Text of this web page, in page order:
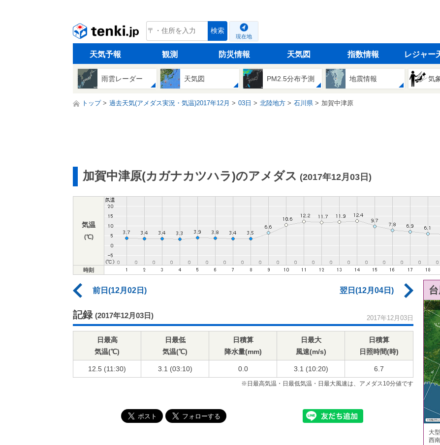
tenki.jp 検索
現在地
天気予報 観測 防災情報 天気図 指数情報 レジャー
雨雲レーダー 天気図 PM2.5分布予測 地震情報 気
トップ 過去天気(アメダス実況・気温)2017年12月 03日 北陸地方 石川県 加賀中津原
加賀中津原(カガナカツハラ)のアメダス (2017年12月03日)
気温
(℃)
時刻
前日(12月02日) 翌日(12月04日)
記録 (2017年12月03日) 2017年12月03日
日最高
気温(℃)
日最低
気温(℃)
日積算
降水量(mm)
日最大
風速(m/s)
日積算
日照時間(時)
12.5 (11:30) 3.1 (03:10) 0.0 3.1 (10:20) 6.7
※日最高気温・日最低気温・日最大風速は、アメダス10分値です
大
西